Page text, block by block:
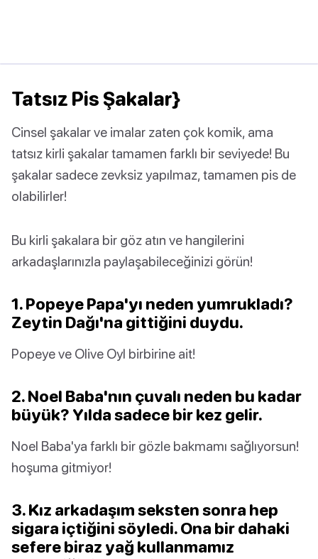
Tatsız Pis Şakalar}
Cinsel şakalar ve imalar zaten çok komik, ama
tatsız kirli şakalar tamamen farklı bir seviyede! Bu
şakalar sadece zevksiz yapılmaz, tamamen pis de
olabilirler!
Bu kirli şakalara bir göz atın ve hangilerini
arkadaşlarınızla paylaşabileceğinizi görün!
1. Popeye Papa'yı neden yumrukladı?
Zeytin Dağı'na gittiğini duydu.
Popeye ve Olive Oyl birbirine ait!
2. Noel Baba'nın çuvalı neden bu kadar
büyük? Yılda sadece bir kez gelir.
Noel Baba'ya farklı bir gözle bakmamı sağlıyorsun!
hoşuma gitmiyor!
3. Kız arkadaşım seksten sonra hep
sigara içtiğini söyledi. Ona bir dahaki
sefere biraz yağ kullanmamız